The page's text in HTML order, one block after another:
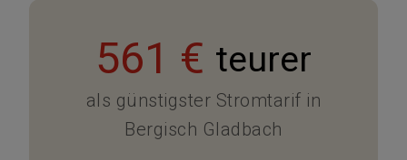
561 € teurer
als günstigster Stromtarif in
Bergisch Gladbach